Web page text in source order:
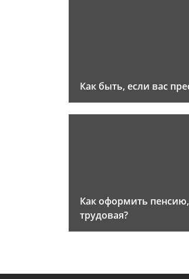
Как быть, если вас
Как оформить пенсию,
трудовая?